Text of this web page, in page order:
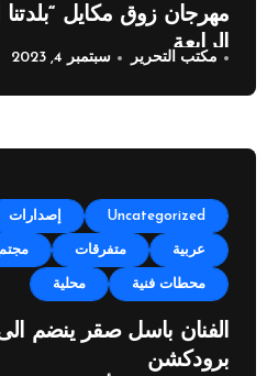
مهرجان زوق مكايل
الرابعة
مكتب التحرير سبتمبر 4, 2023
Uncategorized إصدارات
عربية متفرقات
محطات فنية محلية
الفنان باسل صقر ينضم
برودكشن